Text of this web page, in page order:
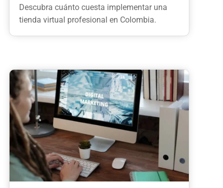
Descubra cuánto cuesta implementar una
tienda virtual profesional en Colombia.